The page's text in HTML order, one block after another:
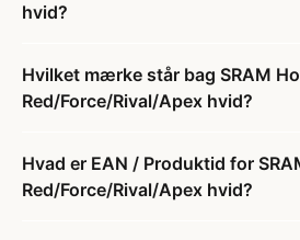
hvid?
Hvilket mærke står bag SRAM
Red/Force/Rival/Apex hvid?
Hvad er EAN / Produktid for
Red/Force/Rival/Apex hvid?